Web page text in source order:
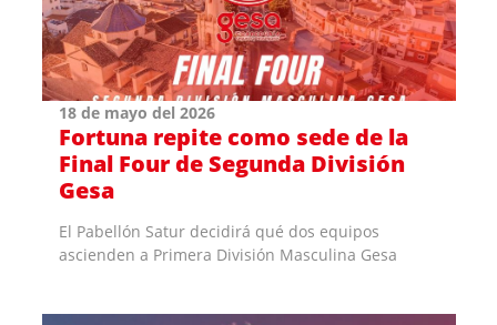
18 de mayo del 2026
Fortuna repite como sede de la
Final Four de Segunda División
Gesa
El Pabellón Satur decidirá qué dos equipos
ascienden a Primera División Masculina Gesa